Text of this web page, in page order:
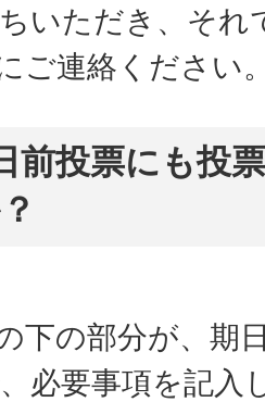
いただき、それ
ご連絡ください
前投票にも投
下の部分が、期
必要事項を記入